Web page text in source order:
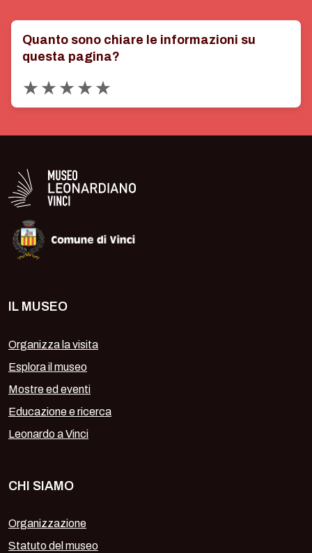
Quanto sono chiare le informazioni su
questa pagina?
IL MUSEO
Organizza la visita
Esplora il museo
Mostre ed eventi
Educazione e ricerca
Leonardo a Vinci
CHI SIAMO
Organizzazione
Statuto del museo